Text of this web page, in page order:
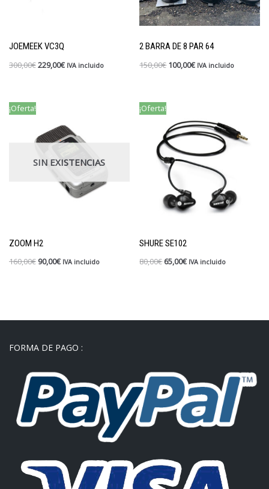
JOEMEEK VC3Q
300,00€229,00€ IVA incluido
2 BARRA DE 8 PAR 64
150,00€ 100,00€ IVA incluido
SIN EXISTENCIAS
¡Oferta!
ZOOM H2
160,00€ 90,00€ IVA incluido
¡Oferta!
SHURE SE102
80,00€ 65,00€ IVA incluido
FORMA DE PAGO :